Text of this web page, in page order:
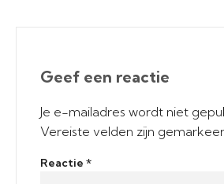
Geef een reactie
Je e-mailadres wordt niet
Vereiste velden zijn
Reactie *